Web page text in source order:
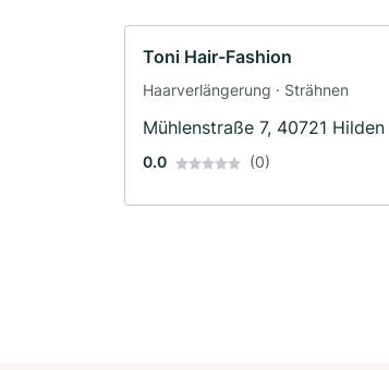
Toni Hair-Fashion
Haarverlängerung · Strähnen
Mühlenstraße 7, 40721 Hilden
0.0 (0)